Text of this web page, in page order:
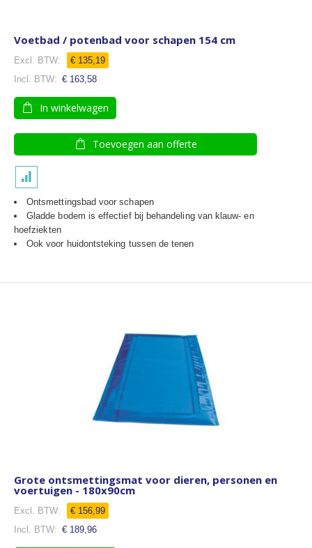
Voetbad / potenbad voor schapen 154 cm
€ 135,19
€ 163,58
In winkelwagen
Toevoegen aan offerte
Ontsmettingsbad voor schapen
Gladde bodem is effectief bij behandeling van klauw- en
hoefziekten
Ook voor huidontsteking tussen de tenen
Grote ontsmettingsmat voor dieren, personen en
voertuigen - 180x90cm
€ 156,99
Speciale
€ 189,96